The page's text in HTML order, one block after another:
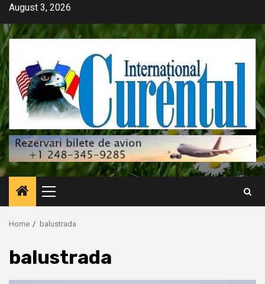
Skip
content
August 3, 2026
Primary
Menu
Home balustrada
balustrada